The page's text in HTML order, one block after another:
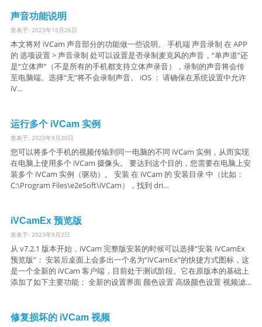
声音功能说明
发表于: 2023年10月26日
本文将对 iVCam 声音部分的功能做一些说明。 手机端 声音录制 在 APP
的 选项设置 > 声音录制 处可以设置是否录制麦克风的声音，“单声道”还
是“立体声”（不是所有的手机都支持立体声录音），录制的声音将会传
至电脑端。选择“无”将不会录制声音。 iOS ： 请确保在系统设置中允许
iV…
运行多个 iVCam 实例
发表于: 2023年9月20日
您可以将多个手机的视频传输到同一电脑的不同 iVCam 实例，从而实现
在电脑上使用多个 iVCam 摄像头。 要达到这个目的，您需要在电脑上安
装多个 iVCam 实例（驱动）。 安装 在 iVCam 的 安装目录 中（比如：
C:\Program Files\e2eSoft\iVCam），找到 dri…
iVCamEx 预览版
发表于: 2023年9月2日
从 v7.2.1 版本开始，iVCam 完整版安装的时候可以选择“安装 iVCamEx
预览版”： 安装后桌面上会多出一个名为“iVCamEx”的快捷方式图标，这
是一个全新的 iVCam 客户端，目前处于测试阶段。它在原版本的基础上
添加了如下主要功能： 全新的设置界面 颜色设置 高级颜色设置 视频滤…
修复损坏的 iVCam 视频